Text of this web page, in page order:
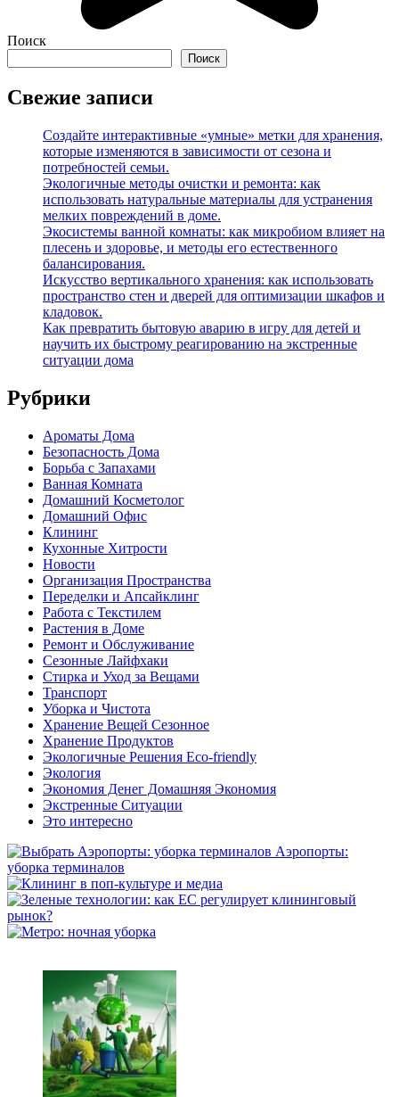
Поиск
Поиск
Свежие записи
Создайте интерактивные «умные» метки для хранения,
которые изменяются в зависимости от сезона и
потребностей семьи.
Экологичные методы очистки и ремонта: как
использовать натуральные материалы для устранения
мелких повреждений в доме.
Экосистемы ванной комнаты: как микробиом влияет на
плесень и здоровье, и методы его естественного
балансирования.
Искусство вертикального хранения: как использовать
пространство стен и дверей для оптимизации шкафов и
кладовок.
Как превратить бытовую аварию в игру для детей и
научить их быстрому реагированию на экстренные
ситуации дома
Рубрики
Ароматы Дома
Безопасность Дома
Борьба с Запахами
Ванная Комната
Домашний Косметолог
Домашний Офис
Клининг
Кухонные Хитрости
Новости
Организация Пространства
Переделки и Апсайклинг
Работа с Текстилем
Растения в Доме
Ремонт и Обслуживание
Сезонные Лайфхаки
Стирка и Уход за Вещами
Транспорт
Уборка и Чистота
Хранение Вещей Сезонное
Хранение Продуктов
Экологичные Решения Eco-friendly
Экология
Экономия Денег Домашняя Экономия
Экстренные Ситуации
Это интересно